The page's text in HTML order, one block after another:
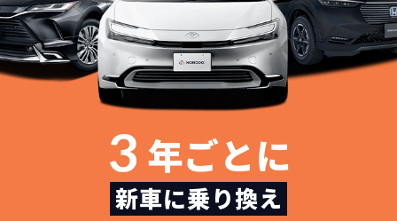
3 年ごとに
新車に乗り換え